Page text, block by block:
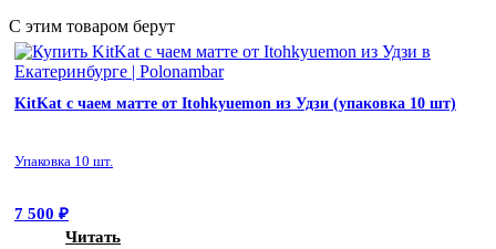
С этим товаром берут
KitKat с чаем матте от Itohkyuemon из Удзи (упаковка 10 шт)
Упаковка 10 шт.
7 500 ₽
Читать